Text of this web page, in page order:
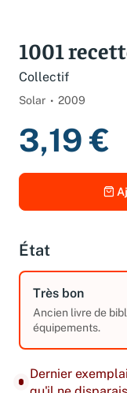
1001
3,19 €
État
Très bon
Ancien livre de
Dernier